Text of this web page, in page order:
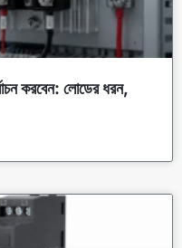
করবেন: লোডের ধরন,